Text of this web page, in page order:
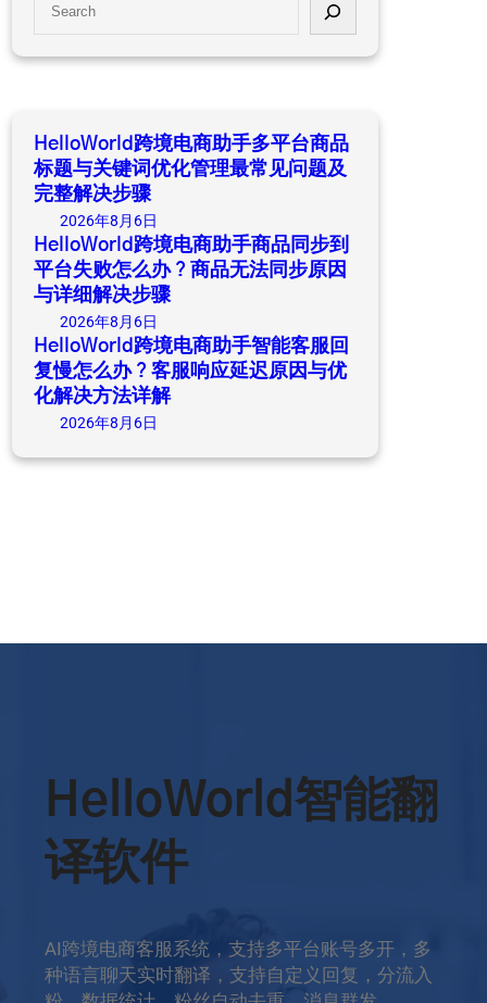
a
h
HelloWorld跨境电商助手多平台商品
标题与关键词优化管理最常见问题及
完整解决步骤
2026年8月6日
HelloWorld跨境电商助手商品同步到
平台失败怎么办？商品无法同步原因
与详细解决步骤
2026年8月6日
HelloWorld跨境电商助手智能客服回
复慢怎么办？客服响应延迟原因与优
化解决方法详解
2026年8月6日
HelloWorld智能翻
译软件
AI跨境电商客服系统，支持多平台账号多开，多
种语言聊天实时翻译，支持自定义回复，分流入